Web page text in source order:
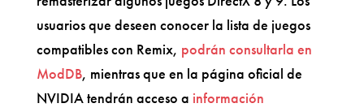
usuarios que deseen conocer la lista de juegos
compatibles con Remix, podrán consultarla en
ModDB, mientras que en la página oficial de
NVIDIA tendrán acceso a información